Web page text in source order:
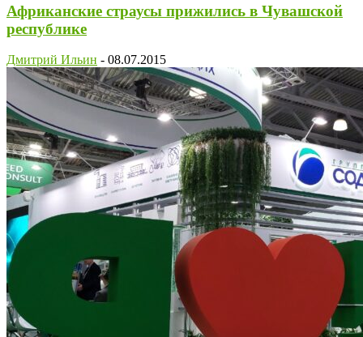
Африканские страусы прижились в Чувашской
республике
Дмитрий Ильин - 08.07.2015